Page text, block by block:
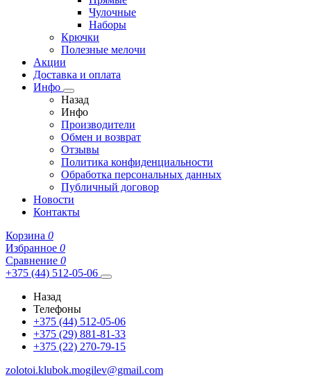
Чулочные
Наборы
Крючки
Полезные мелочи
Акции
Доставка и оплата
Инфо
Назад
Инфо
Производители
Обмен и возврат
Отзывы
Политика конфиденциальности
Обработка персональных данных
Публичный договор
Новости
Контакты
Корзина 0
Избранное 0
Сравнение 0
+375 (44) 512-05-06
Назад
Телефоны
+375 (44) 512-05-06
+375 (29) 881-81-33
+375 (22) 270-79-15
zolotoi.klubok.mogilev@gmail.com